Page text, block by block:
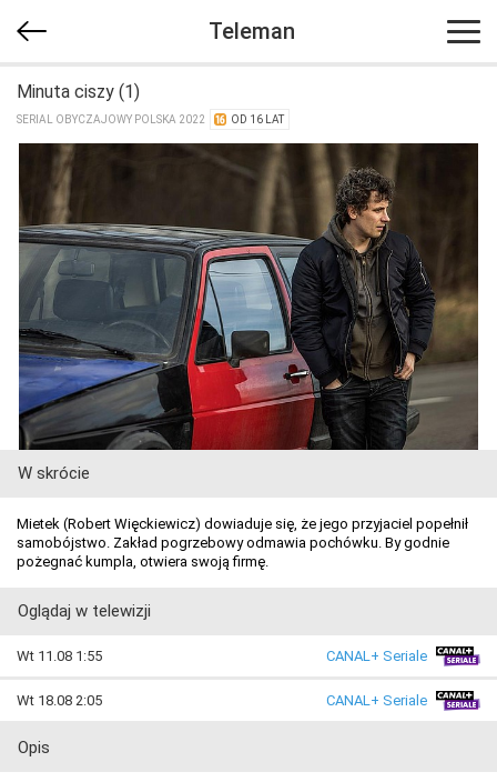
Teleman
Minuta ciszy (1)
SERIAL OBYCZAJOWY POLSKA 2022 OD 16 LAT
W skrócie
Mietek (Robert Więckiewicz) dowiaduje się, że jego przyjaciel popełnił
samobójstwo. Zakład pogrzebowy odmawia pochówku. By godnie
pożegnać kumpla, otwiera swoją firmę.
Oglądaj w telewizji
Wt 11.08 1:55 CANAL+ Seriale
Wt 18.08 2:05 CANAL+ Seriale
Opis